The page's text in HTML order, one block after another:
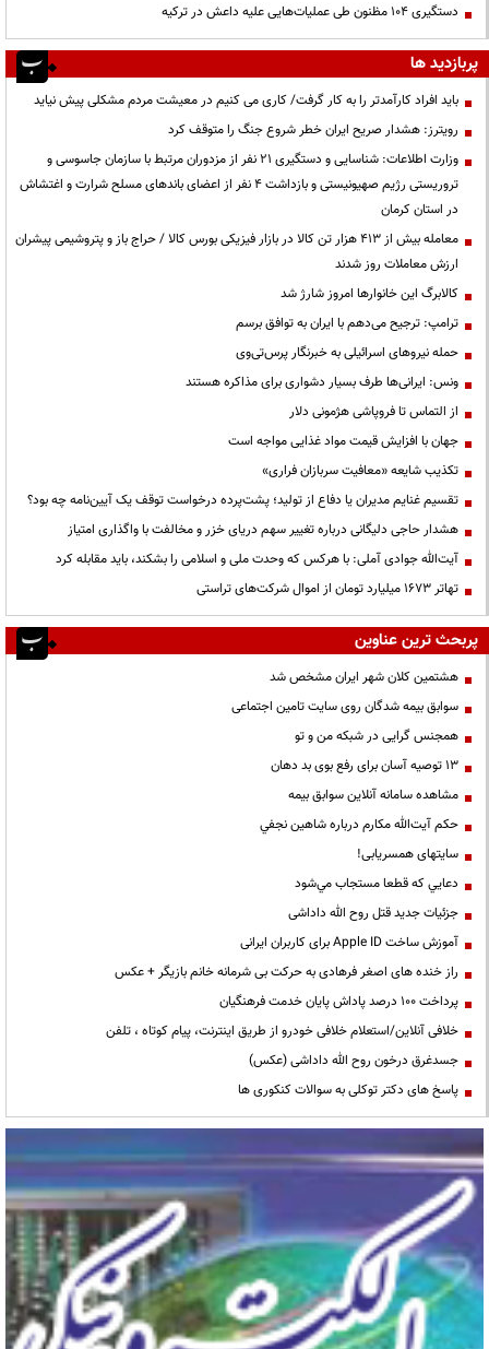
دستگیری ۱۰۴ مظنون طی عملیات‌هایی علیه داعش در ترکیه
پربازدید ها
باید افراد کارآمدتر را به کار گرفت/ کاری می کنیم در معیشت مردم مشکلی پیش نیاید
رویترز: هشدار صریح ایران خطر شروع جنگ را متوقف کرد
وزارت اطلاعات: شناسایی و دستگیری ۲۱ نفر از مزدوران مرتبط با سازمان جاسوسی و
تروریستی رژیم صهیونیستی و بازداشت ۴ نفر از اعضای باندهای مسلح شرارت و اغتشاش
در استان کرمان
معامله بیش از ۴۱۳ هزار تن کالا در بازار فیزیکی بورس کالا / حراج باز و پتروشیمی پیشران
ارزش معاملات روز شدند
کالابرگ این خانوارها امروز شارژ شد
ترامپ: ترجیح می‌دهم با ایران به توافق برسم
حمله نیروهای اسرائیلی به خبرنگار پرس‌تی‌وی
ونس: ایرانی‌ها طرف بسیار دشواری برای مذاکره هستند
از التماس تا فروپاشی هژمونی دلار
جهان با افزایش قیمت مواد غذایی مواجه است
تکذیب شایعه «معافیت سربازان فراری»
تقسیم غنایم مدیران یا دفاع از تولید؛ پشت‌پرده درخواست توقف یک آیین‌نامه چه بود؟
هشدار حاجی دلیگانی درباره تغییر سهم دریای خزر و مخالفت با واگذاری امتیاز
آیت‌الله جوادی آملی: با هرکس که وحدت ملی و اسلامی را بشکند، باید مقابله کرد
تهاتر ۱۶۷۳ میلیارد تومان از اموال شرکت‌های تراستی
پربحث ترین عناوین
هشتمین کلان شهر ایران مشخص شد
سوابق بیمه شدگان روی سایت تامین اجتماعی
همجنس گرایی در شبکه من و تو
13 توصیه آسان برای رفع بوی بد دهان
مشاهده سامانه آنلاين سوابق بیمه
حكم آيت‌الله مكارم درباره شاهين نجفي
سایتهای همسریابی!
دعايي كه قطعا مستجاب مي‌شود
جزئیات جدید قتل روح الله داداشی
آموزش ساخت Apple ID برای کاربران ایرانی
راز خنده های اصغر فرهادی به حرکت بی شرمانه خانم بازیگر + عکس
پرداخت ۱۰۰ درصد پاداش پایان خدمت فرهنگیان
خلافی آنلاین/استعلام خلافی خودرو از طریق اینترنت، پیام کوتاه ، تلفن
جسدغرق درخون روح الله داداشی (عکس)
پاسخ های دکتر توکلی به سوالات کنکوری ها